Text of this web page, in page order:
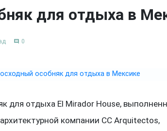
для отдыха в
comment 0
для отдыха El Mirador House,
компании CC Arquitectos,